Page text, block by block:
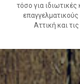
τόσο για ιδιωτικές
Αττική και